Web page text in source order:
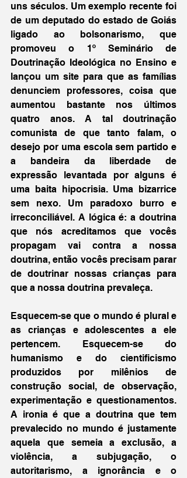
uns séculos. Um exemplo recente foi
de um deputado do estado de Goiás
ligado ao bolsonarismo, que
promoveu o 1º Seminário de
Doutrinação Ideológica no Ensino e
lançou um site para que as famílias
denunciem professores, coisa que
aumentou bastante nos últimos
quatro anos. A tal doutrinação
comunista de que tanto falam, o
desejo por uma escola sem partido e
a bandeira da liberdade de
expressão levantada por alguns é
uma baita hipocrisia. Uma bizarrice
sem nexo. Um paradoxo burro e
irreconciliável. A lógica é: a doutrina
que nós acreditamos que vocês
propagam vai contra a nossa
doutrina, então vocês precisam parar
de doutrinar nossas crianças para
que a nossa doutrina prevaleça.
Esquecem-se que o mundo é plural e
as crianças e adolescentes a ele
pertencem. Esquecem-se do
humanismo e do cientificismo
produzidos por milênios de
construção social, de observação,
experimentação e questionamentos.
A ironia é que a doutrina que tem
prevalecido no mundo é justamente
aquela que semeia a exclusão, a
violência, a subjugação, o
autoritarismo, a ignorância e o